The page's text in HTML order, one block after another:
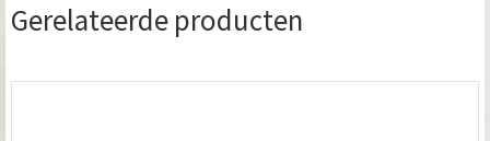
Gerelateerde producten